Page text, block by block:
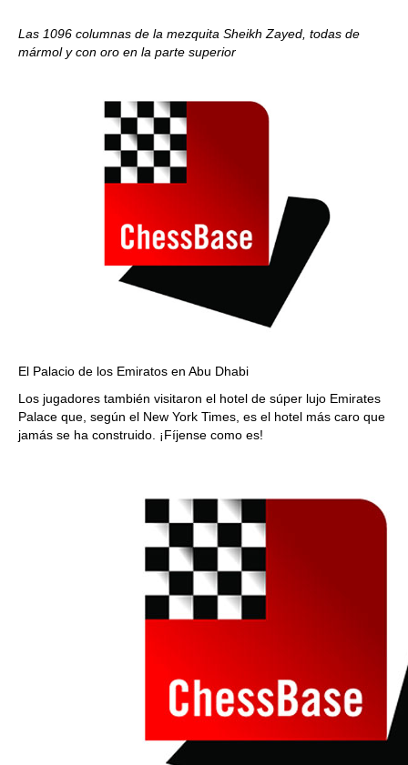
Las 1096 columnas de la mezquita Sheikh Zayed, todas de
mármol y con oro en la parte superior
El Palacio de los Emiratos en Abu Dhabi
Los jugadores también visitaron el hotel de súper lujo Emirates
Palace que, según el New York Times, es el hotel más caro que
jamás se ha construido. ¡Fíjense como es!